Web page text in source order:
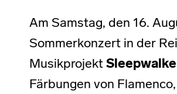
Am Samstag, den 16.
Sommerkonzert in der
Musikprojekt
Färbungen von